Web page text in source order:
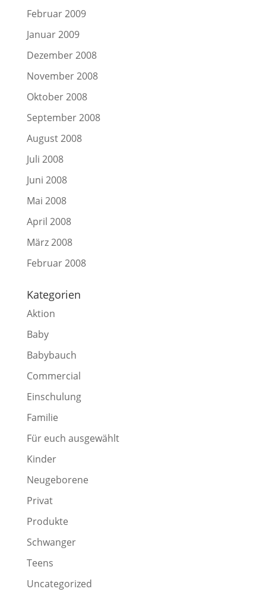
Februar 2009
Januar 2009
Dezember 2008
November 2008
Oktober 2008
September 2008
August 2008
Juli 2008
Juni 2008
Mai 2008
April 2008
März 2008
Februar 2008
Kategorien
Aktion
Baby
Babybauch
Commercial
Einschulung
Familie
Für euch ausgewählt
Kinder
Neugeborene
Privat
Produkte
Schwanger
Teens
Uncategorized